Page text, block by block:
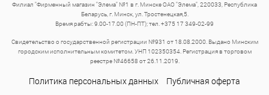
Филиал "Фирменный магазин "Элема" №1 в г. Минске ОАО "Элема", 220033, Республика
Беларусь, г. Минск, ул. Тростенецкая,5.
Время рабты: 9.00-17.00 (ПН-ПТ); тел. +375 17 349-02-99
Свидетельство о государственной регистрации №931 от 18.08.2000. Выдано Минским
городским исполнительным комитетом. УНП 102350354. Регистрация в торговом
реестре №46658 от 26.11.2019.
Политика персональных данных Публичная оферта